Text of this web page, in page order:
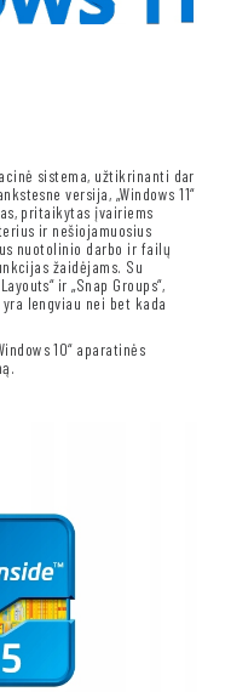
sistema, užtikrinanti dar
versija, „Windows 11“
pritaikytas įvairiems
ir nešiojamuosius
nuotolinio darbo ir failų
žaidėjams. Su
ir „Snap Groups“,
lengviau nei bet kada
10“ aparatinės